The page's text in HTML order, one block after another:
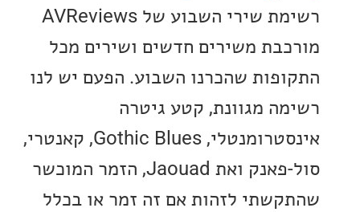
רשימת שירי השבוע של AVReviews
משירים חדשים ושירים מכל
שהכרנו השבוע. הפעם יש לנו
מגוונת, קטע גיטרה
אינסטרומנטלי, Gothic Blues, קאנטרי,
סול-פאנק ואת Jaouad, הזמר המוכשר
לזהות אם זה זמר או בכלל